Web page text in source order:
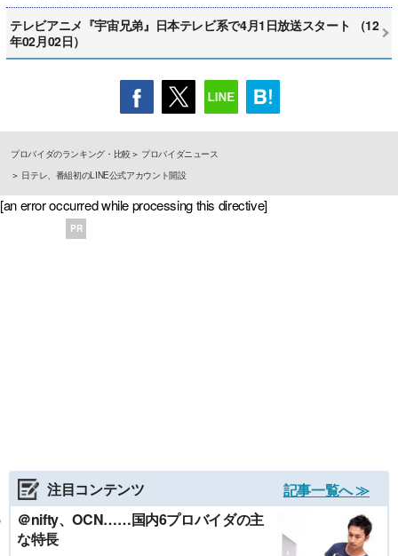
テレビアニメ『宇宙兄弟』日本テレビ系で4月1日放送スタート （12
年02月02日）
プロバイダのランキング・比較
プロバイダニュース
日テレ、番組初のLINE公式アカウント開設
[an error occurred while processing this directive]
PR
注目コンテンツ
記事一覧へ ≫
＠nifty、OCN……国内6プロバイダの主
な特長